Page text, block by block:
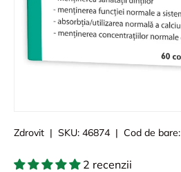
Zdrovit | SKU: 46874 | Cod de bare:
2 recenzii